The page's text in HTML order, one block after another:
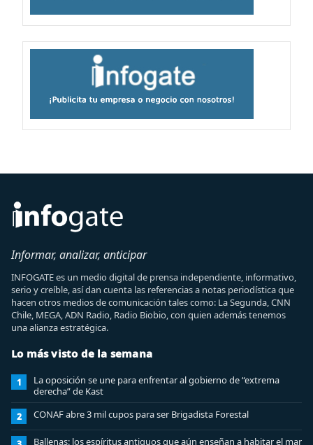
Informar, analizar, anticipar
INFOGATE es un medio digital de prensa independiente, informativo,
serio y creíble, así dan cuenta las referencias a notas periodística que
hacen otros medios de comunicación tales como: La Segunda, CNN
Chile, MEGA, ADN Radio, Radio Biobio, con quien además tenemos
una alianza estratégica.
Lo más visto de la semana
1
La oposición se une para enfrentar al gobierno de “extrema
derecha” de Kast
2 CONAF abre 3 mil cupos para ser Brigadista Forestal
Ballenas: los espíritus antiguos que aún enseñan a habitar el mar